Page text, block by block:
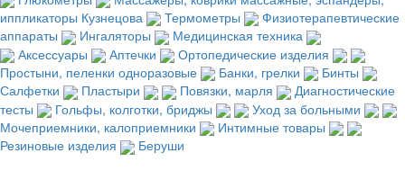
иппликаторы Кузнецова
Термометры
Физиотерапевтические
аппараты
Ингаляторы
Медицинская техника
Аксессуары
Аптечки
Ортопедические изделия
Простыни, пеленки одноразовые
Банки, грелки
Бинты
Салфетки
Пластыри Повязки, марля
Диагностические
тесты
Гольфы, колготки, бриджы
Уход за больными
Мочеприемники, калоприемники
Интимные товары
Резиновые изделия
Беруши